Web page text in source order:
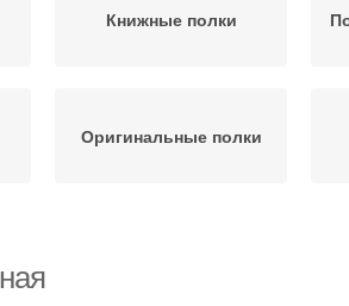
Книжные полки
Оригинальные полки